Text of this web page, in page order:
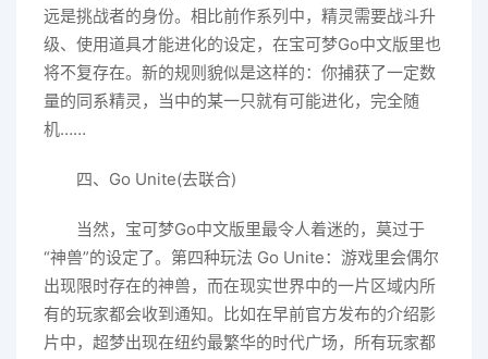
远是挑战者的身份。相比前作系列中，精灵需要战斗升
级、使用道具才能进化的设定，在宝可梦Go中文版里也
将不复存在。新的规则貌似是这样的：你捕获了一定数
量的同系精灵，当中的某一只就有可能进化，完全随
机……
四、Go Unite(去联合)
当然，宝可梦Go中文版里最令人着迷的，莫过于
“神兽”的设定了。第四种玩法 Go Unite：游戏里会偶尔
出现限时存在的神兽，而在现实世界中的一片区域内所
有的玩家都会收到通知。比如在早前官方发布的介绍影
片中，超梦出现在纽约最繁华的时代广场，所有玩家都